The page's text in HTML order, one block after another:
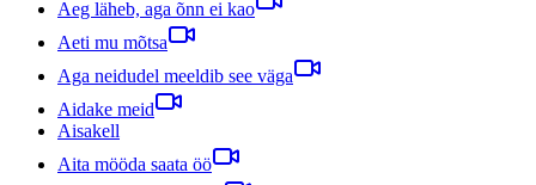
Aeg läheb, aga õnn ei kao
Aeti mu mõtsa
Aga neidudel meeldib see väga
Aidake meid
Aisakell
Aita mööda saata öö